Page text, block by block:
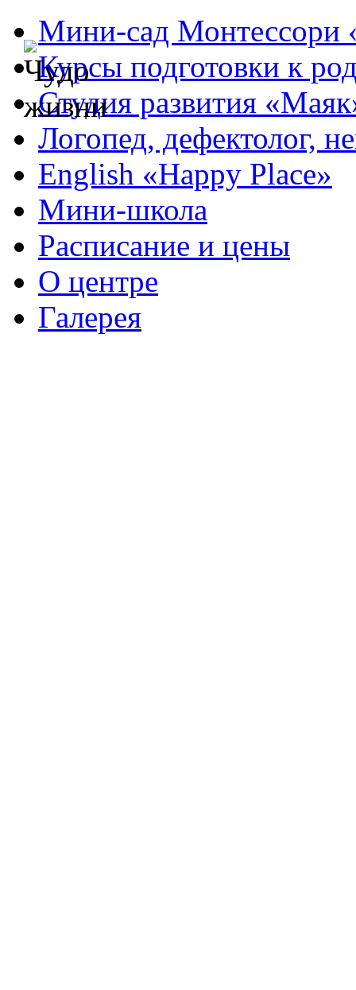
Мини-сад Монтессори
Курсы подготовки к
Студия развития
Логопед, дефектолог,
English «Happy Place»
Мини-школа
Расписание и цены
О центре
Галерея